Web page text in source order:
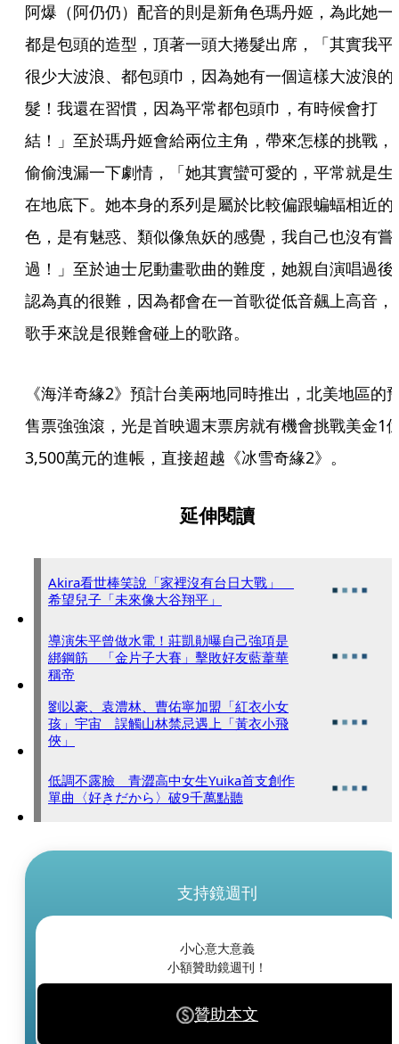
阿爆（阿仍仍）配音的則是新角色瑪丹姬，為此她一
都是包頭的造型，頂著一頭大捲髮出席，「其實我平
很少大波浪、都包頭巾，因為她有一個這樣大波浪的
髮！我還在習慣，因為平常都包頭巾，有時候會打
結！」至於瑪丹姬會給兩位主角，帶來怎樣的挑戰，
偷偷洩漏一下劇情，「她其實蠻可愛的，平常就是生
在地底下。她本身的系列是屬於比較偏跟蝙蝠相近的
色，是有魅惑、類似像魚妖的感覺，我自己也沒有嘗
過！」至於迪士尼動畫歌曲的難度，她親自演唱過後
認為真的很難，因為都會在一首歌從低音飆上高音，
歌手來說是很難會碰上的歌路。
《海洋奇緣2》預計台美兩地同時推出，北美地區的
售票強強滾，光是首映週末票房就有機會挑戰美金1
3,500萬元的進帳，直接超越《冰雪奇緣2》。
延伸閱讀
Akira看世棒笑說「家裡沒有台日大戰」
希望兒子「未來像大谷翔平」
導演朱平曾做水電！莊凱勛曝自己強項是
綁鋼筋 「金片子大賽」擊敗好友藍葦華
稱帝
劉以豪、袁澧林、曹佑寧加盟「紅衣小女
孩」宇宙 誤觸山林禁忌遇上「黃衣小飛
俠」
低調不露臉 青澀高中女生Yuika首支創作
單曲〈好きだから〉破9千萬點聽
支持鏡週刊
小心意大意義
小額贊助鏡週刊！
贊助本文